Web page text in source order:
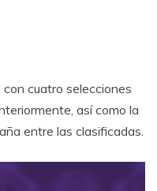
cuatro selecciones
así como la
entre las clasificadas.